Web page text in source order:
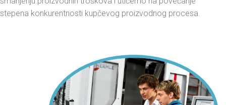
stepena konkurentnosti kupčevog proizvodnog procesa.